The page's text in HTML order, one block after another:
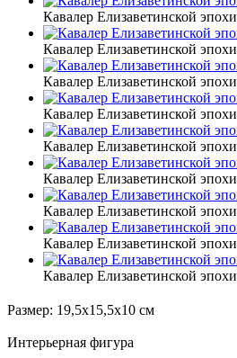
Кавалер Елизаветинской эпохи
Кавалер Елизаветинской эпохи
Кавалер Елизаветинской эпохи
Кавалер Елизаветинской эпохи
Кавалер Елизаветинской эпохи
Кавалер Елизаветинской эпохи
Кавалер Елизаветинской эпохи
Кавалер Елизаветинской эпохи
Кавалер Елизаветинской эпохи
Размер: 19,5х15,5х10 см
Интерьерная фигура